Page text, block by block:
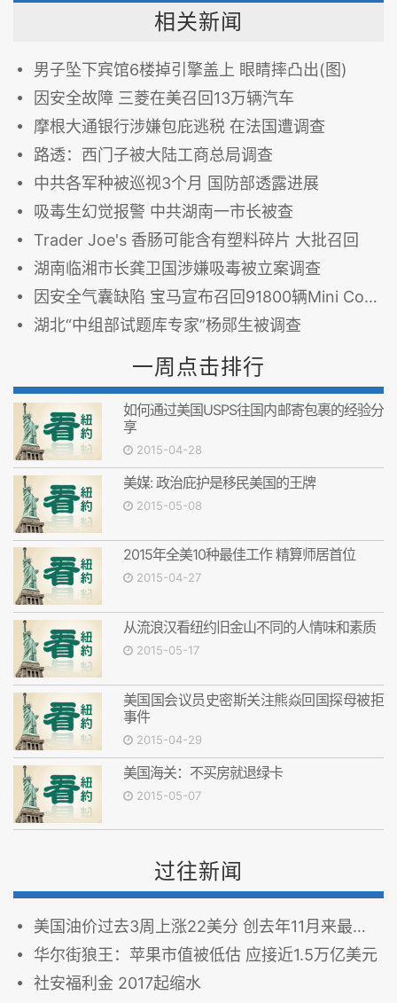
相关新闻
男子坠下宾馆6楼掉引擎盖上 眼睛摔凸出(图)
因安全故障 三菱在美召回13万辆汽车
摩根大通银行涉嫌包庇逃税 在法国遭调查
路透：西门子被大陆工商总局调查
中共各军种被巡视3个月 国防部透露进展
吸毒生幻觉报警 中共湖南一市长被查
Trader Joe's 香肠可能含有塑料碎片 大批召回
湖南临湘市长龚卫国涉嫌吸毒被立案调查
因安全气囊缺陷 宝马宣布召回91800辆Mini Cooper
湖北“中组部试题库专家”杨郧生被调查
一周点击排行
如何通过美国USPS往国内邮寄包裹的经验分
享
2015-04-28
美媒: 政治庇护是移民美国的王牌
2015-05-08
2015年全美10种最佳工作 精算师居首位
2015-04-27
从流浪汉看纽约旧金山不同的人情味和素质
2015-05-17
美国国会议员史密斯关注熊焱回国探母被拒
事件
2015-04-29
美国海关：不买房就退绿卡
2015-05-07
过往新闻
美国油价过去3周上涨22美分 创去年11月来最大涨幅
华尔街狼王：苹果市值被低估 应接近1.5万亿美元
社安福利金 2017起缩水